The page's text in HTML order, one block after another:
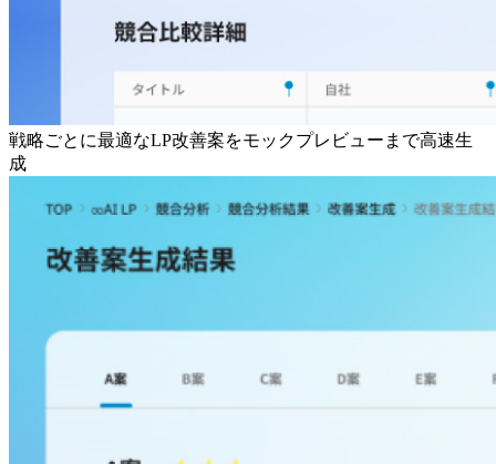
戦略ごとに最適なLP改善案をモックプレビューまで高速生
成